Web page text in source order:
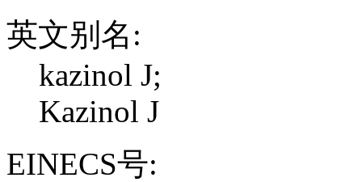
英文别名:
kazinol J;
Kazinol J
EINECS号: